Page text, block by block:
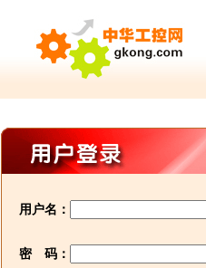
用户名：
密 码：